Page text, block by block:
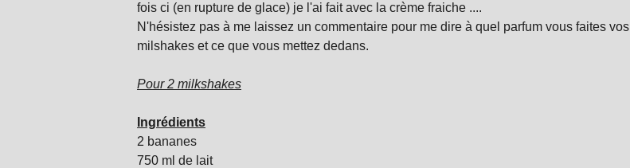
fois ci (en rupture de glace) je l'ai fait avec la crème fraiche ....
N'hésistez pas à me laissez un commentaire pour me dire à quel parfum vous faites vos
milshakes et ce que vous mettez dedans.
Pour 2 milkshakes
Ingrédients
2 bananes
750 ml de lait